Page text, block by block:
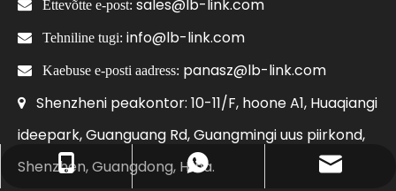
 Ettevõtte e-post: sales@lb-link.com
 Tehniline tugi: info@lb-link.com
 Kaebuse e-posti aadress: panasz@lb-link.com
 Shenzheni peakontor: 10-11/F, hoone A1, Huaqiangi
ideepark, Guanguang Rd, Guangmingi uus piirkond,
Shenzhen, Guangdong, Hiina.
+86- 13923714138
+86 13923714138
Ettevõtte e-post: sales@lb-link.com